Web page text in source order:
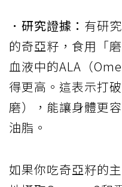
．研究證據： 有研
的奇亞籽，食用「
血液中的ALA（
得更高。這表示打
磨），能讓身體更
油脂。
如果你吃奇亞籽的